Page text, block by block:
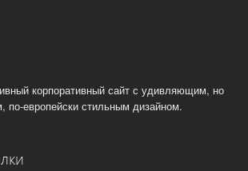
корпоративный сайт с удивляющим, но
по-европейски стильным дизайном.